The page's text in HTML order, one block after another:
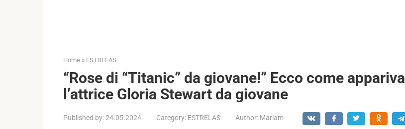
Home » ESTRELAS
“Rose di “Titanic” da giovane!” Ecco come appariva
l’attrice Gloria Stewart da giovane
Published by:24.05.2024 Category: ESTRELAS Author: Mariam